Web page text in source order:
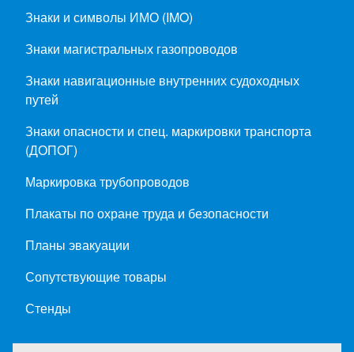
Знаки и символы ИМО (IMO)
Знаки магистральных газопроводов
Знаки навигационные внутренних судоходных
путей
Знаки опасности и спец. маркировки транспорта
(ДОПОГ)
Маркировка трубопроводов
Плакаты по охране труда и безопасности
Планы эвакуации
Сопутствующие товары
Стенды